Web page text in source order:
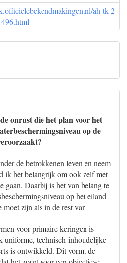
ah-tk-2
onrust die het plan voor het
op de
de betrokkenen leven en neem
ik het belangrijk om ook zelf met
gaan. Daarbij is het van belang te
op het eiland
zijn als in de rest van
voor primaire keringen is
uniforme, technisch-inhoudelijke
is ontwikkeld. Dit vormt de